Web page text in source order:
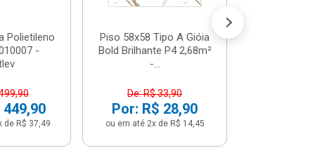
Polietileno
-
de R$ 37,49
Piso 58x58 Tipo A Gióia
Bold Brilhante P4 2,68m²
-...
De: R$ 33,90
Por: R$ 28,90
ou em até 2x de R$ 14,45